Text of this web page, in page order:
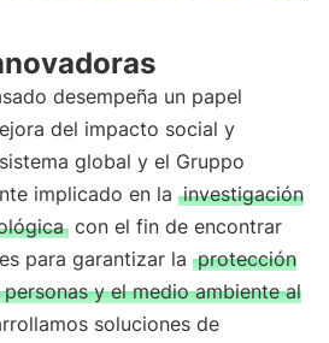
desempeña un papel
del impacto social y
global y el Gruppo
implicado en la investigación
con el fin de encontrar
para garantizar la protección
y el medio ambiente al
soluciones de